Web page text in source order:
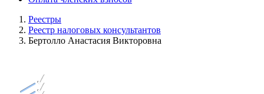
Реестры
Реестр налоговых консультантов
Бертолло Анастасия Викторовна